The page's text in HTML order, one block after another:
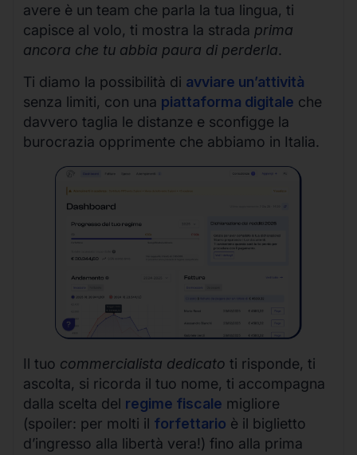
avere è un team che parla la tua lingua, ti
capisce al volo, ti mostra la strada prima
ancora che tu abbia paura di perderla.
Ti diamo la possibilità di avviare un’attività
senza limiti, con una piattaforma digitale che
davvero taglia le distanze e sconfigge la
burocrazia opprimente che abbiamo in Italia.
Il tuo commercialista dedicato ti risponde, ti
ascolta, si ricorda il tuo nome, ti accompagna
dalla scelta del regime fiscale migliore
(spoiler: per molti il forfettario è il biglietto
d’ingresso alla libertà vera!) fino alla prima